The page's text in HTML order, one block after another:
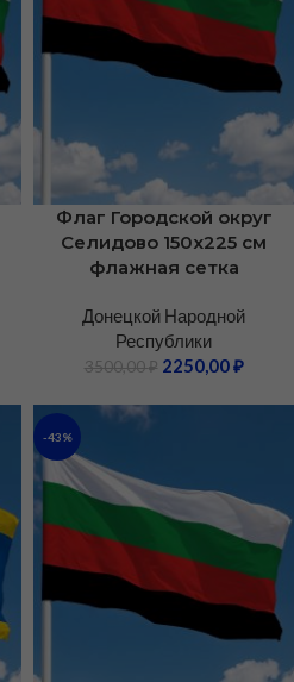
Флаг Городской округ
Селидово 150х225 см
флажная сетка
Донецкой Народной
Республики
3500,00₽ 2250,00₽
-43%